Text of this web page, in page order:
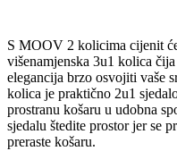
S MOOV 2 kolicima cijenit
višenamjenska 3u1 kolica
elegancija brzo osvojiti vaše
kolica je praktično 2u1
prostranu košaru u udobna
sjedalu štedite prostor jer se
preraste košaru.